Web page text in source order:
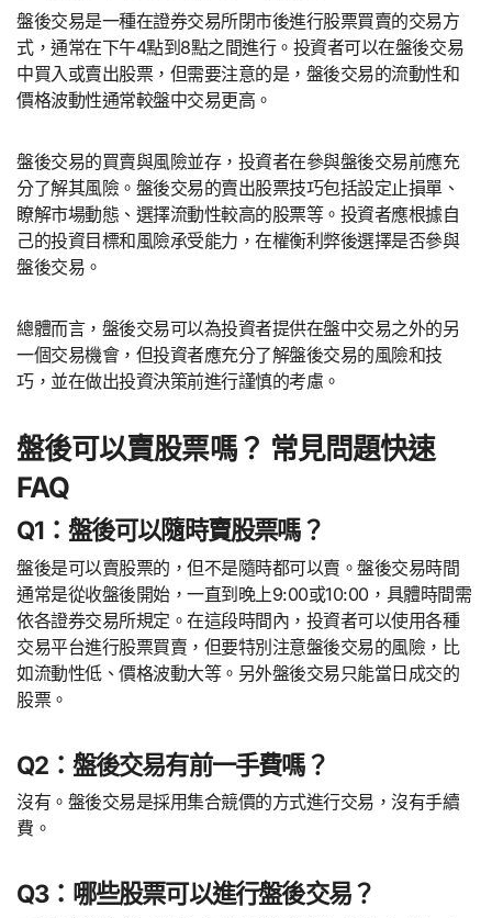
盤後交易是一種在證券交易所閉市後進行股票買賣的交易方
式，通常在下午4點到8點之間進行。投資者可以在盤後交易
中買入或賣出股票，但需要注意的是，盤後交易的流動性和
價格波動性通常較盤中交易更高。
盤後交易的買賣與風險並存，投資者在參與盤後交易前應充
分了解其風險。盤後交易的賣出股票技巧包括設定止損單、
瞭解市場動態、選擇流動性較高的股票等。投資者應根據自
己的投資目標和風險承受能力，在權衡利弊後選擇是否參與
盤後交易。
總體而言，盤後交易可以為投資者提供在盤中交易之外的另
一個交易機會，但投資者應充分了解盤後交易的風險和技
巧，並在做出投資決策前進行謹慎的考慮。
盤後可以賣股票嗎？ 常見問題快速
FAQ
Q1：盤後可以隨時賣股票嗎？
盤後是可以賣股票的，但不是隨時都可以賣。盤後交易時間
通常是從收盤後開始，一直到晚上9:00或10:00，具體時間需
依各證券交易所規定。在這段時間內，投資者可以使用各種
交易平台進行股票買賣，但要特別注意盤後交易的風險，比
如流動性低、價格波動大等。另外盤後交易只能當日成交的
股票。
Q2：盤後交易有前一手費嗎？
沒有。盤後交易是採用集合競價的方式進行交易，沒有手續
費。
Q3：哪些股票可以進行盤後交易？